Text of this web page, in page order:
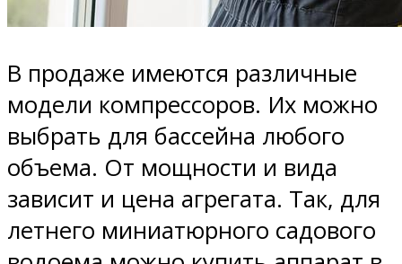
В продаже имеются различные
модели компрессоров. Их можно
выбрать для бассейна любого
объема. От мощности и вида
зависит и цена агрегата. Так, для
летнего миниатюрного садового